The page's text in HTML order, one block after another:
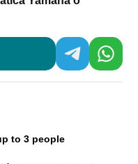
to 3 people